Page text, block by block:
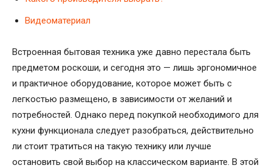
Видеоматериал
Встроенная бытовая техника уже давно перестала быть
предметом роскоши, и сегодня это — лишь эргономичное
и практичное оборудование, которое может быть с
легкостью размещено, в зависимости от желаний и
потребностей. Однако перед покупкой необходимого для
кухни функционала следует разобраться, действительно
ли стоит тратиться на такую технику или лучше
остановить свой выбор на классическом варианте. В этой